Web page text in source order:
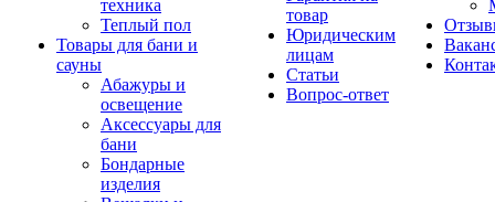
техника
Теплый пол
Товары для бани и
сауны
Абажуры и
освещение
Аксессуары для
бани
Бондарные
изделия
товар
Юридическим
лицам
Статьи
Вопрос-ответ